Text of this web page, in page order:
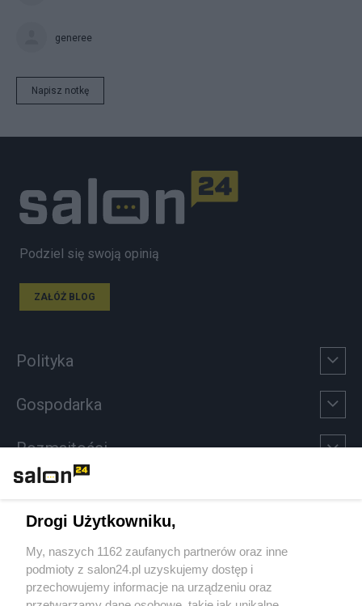
generee
Napisz notkę
Podziel się swoją opinią
ZAŁÓŻ BLOG
Polityka
Gospodarka
Rozmaitości
Sport
Społeczeństwo
Drogi Użytkowniku,
My, naszych 1162 zaufanych partnerów oraz inne
podmioty z salon24.pl uzyskujemy dostęp i
przechowujemy informacje na urządzeniu oraz